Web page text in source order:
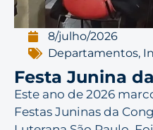
8/julho/2026
Departamentos,
Festa Junina
Este ano de 2026
Festas Juninas da